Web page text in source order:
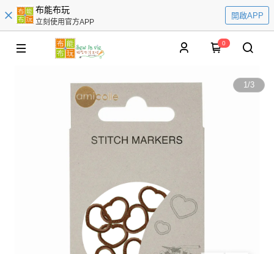
布能布玩
立刻使用官方APP
開啟APP
0
1/3